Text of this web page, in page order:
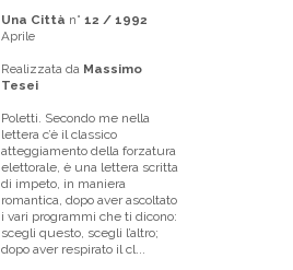
Una Città n° 12 / 1992
Aprile
Realizzata da Massimo
Tesei
Poletti. Secondo me nella
lettera c’è il classico
atteggiamento della forzatura
elettorale, è una lettera scritta
di impeto, in maniera
romantica, dopo aver ascoltato
i vari programmi che ti dicono:
scegli questo, scegli l’altro;
dopo aver respirato il cl...